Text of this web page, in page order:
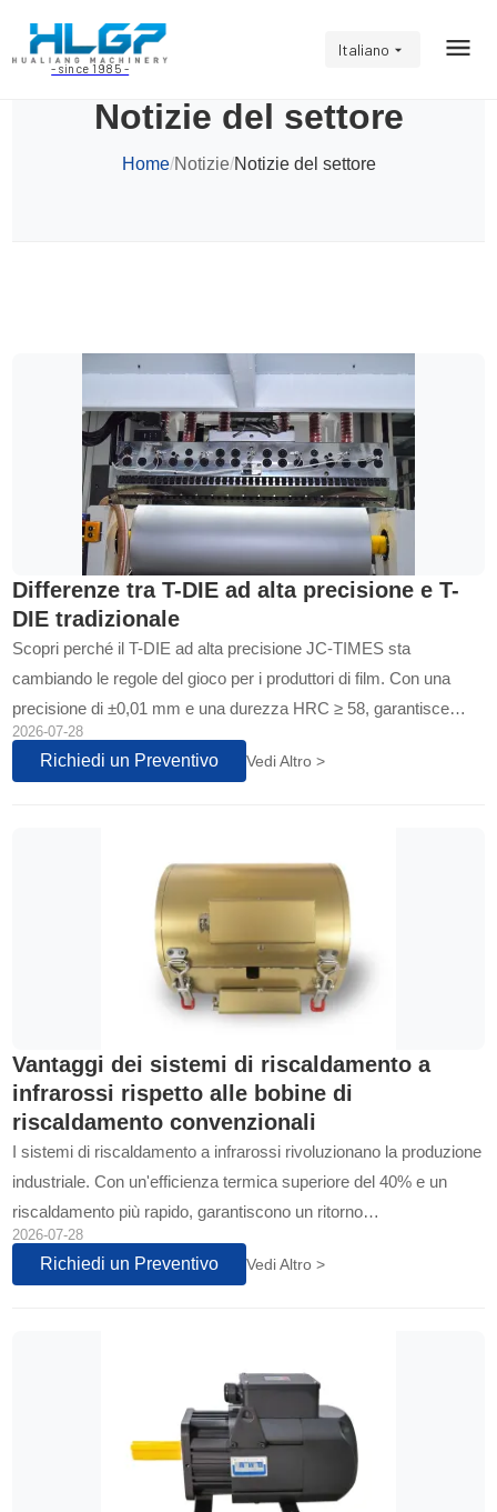
- since 1985 -
Italiano
Notizie del settore
Home/Notizie/Notizie del settore
Differenze tra T-DIE ad alta precisione e T-
DIE tradizionale
Scopri perché il T-DIE ad alta precisione JC-TIMES sta
cambiando le regole del gioco per i produttori di film. Con una
precisione di ±0,01 mm e una durezza HRC ≥ 58, garantisce
uniformità e durata senza pari...
2026-07-28
Richiedi un Preventivo Vedi Altro >
Vantaggi dei sistemi di riscaldamento a
infrarossi rispetto alle bobine di
riscaldamento convenzionali
I sistemi di riscaldamento a infrarossi rivoluzionano la produzione
industriale. Con un'efficienza termica superiore del 40% e un
riscaldamento più rapido, garantiscono un ritorno
sull'investimento immediato...
2026-07-28
Richiedi un Preventivo Vedi Altro >